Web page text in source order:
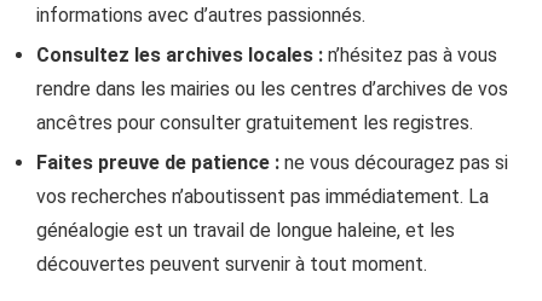
informations avec d’autres passionnés.
Consultez les archives locales : n’hésitez pas à vous
rendre dans les mairies ou les centres d’archives de vos
ancêtres pour consulter gratuitement les registres.
Faites preuve de patience : ne vous découragez pas si
vos recherches n’aboutissent pas immédiatement. La
généalogie est un travail de longue haleine, et les
découvertes peuvent survenir à tout moment.